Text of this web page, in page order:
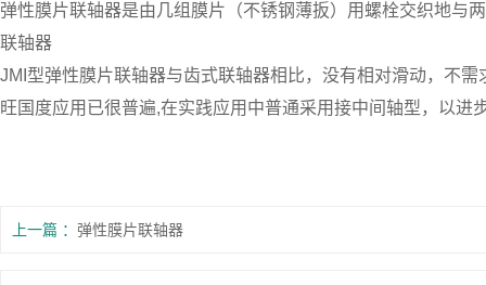
弹性膜片联轴器是由几组膜片（不锈钢薄扳）用螺栓交织地与
联轴器
JMI型弹性膜片联轴器与齿式联轴器相比，没有相对滑动，不
旺国度应用已很普遍,在实践应用中普通采用接中间轴型，以进
上一篇 弹性膜片联轴器